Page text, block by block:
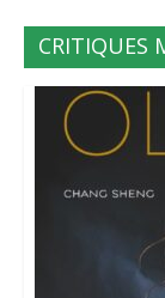
CRITIQUES